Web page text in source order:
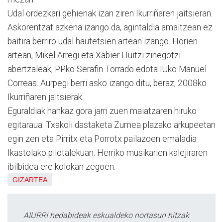
Udal ordezkari gehienak izan ziren Ikurriñaren jaitsieran.
Askorentzat azkena izango da, agintaldia amaitzean ez
baitira berriro udal hautetsien artean izango. Horien
artean, Mikel Arregi eta Xabier Huitzi zinegotzi
abertzaleak, PPko Serafin Torrado edota IUko Manuel
Correas. Aurpegi berri asko izango ditu, beraz, 2008ko
Ikurriñaren jaitsierak.
Eguraldiak hankaz gora jarri zuen maiatzaren hiruko
egitaraua. Txakoli dastaketa Zumea plazako arkupeetan
egin zen eta Pirritx eta Porrotx pailazoen emaladia
Ikastolako pilotalekuan. Herriko musikarien kalejiraren
ibilbidea ere kolokan zegoen.
GIZARTEA
AIURRI hedabideak eskualdeko nortasun hitzak